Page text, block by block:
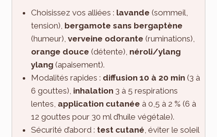
Choisissez vos alliées : lavande (sommeil,
tension), bergamote sans bergaptène
(humeur), verveine odorante (ruminations),
orange douce (détente), néroli/ylang
ylang (apaisement).
Modalités rapides : diffusion 10 à 20 min (3 à
6 gouttes), inhalation 3 à 5 respirations
lentes, application cutanée à 0,5 à 2 % (6 à
12 gouttes pour 30 ml d’huile végétale).
Sécurité d’abord : test cutané , éviter le soleil